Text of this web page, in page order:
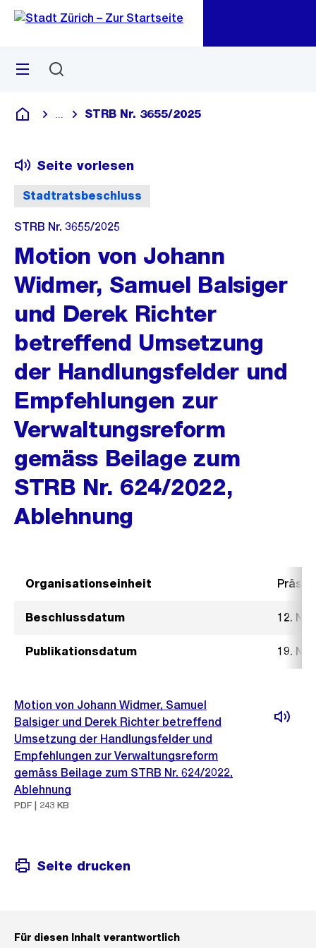
Navigation
Sprunglink
Menü
Deutsch
Blende alle Breadcrumbs ein
STRB Nr. 3655/2025
Stadtratsbeschluss
Seite vorlesen
STRB Nr. 3655/2025
Motion von Johann
Widmer, Samuel Balsiger
und Derek Richter
betreffend Umsetzung
der Handlungsfelder und
Empfehlungen zur
Verwaltungsreform
gemäss Beilage zum
STRB Nr. 624/2022,
Ablehnung
Organisationseinheit
Beschlussdatum 12.
Publikationsdatum 19.
Motion von Johann Widmer, Samuel
Balsiger und Derek Richter betreffend
Umsetzung der Handlungsfelder und
Empfehlungen zur Verwaltungsreform
gemäss Beilage zum STRB Nr. 624/2022,
Ablehnung
PDF | 243 KB
Seite drucken
Für diesen Inhalt verantwortlich